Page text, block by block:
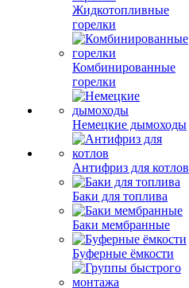
Жидкотопливные
горелки
Комбинированные
горелки
Немецкие дымоходы
Антифриз для котлов
Баки для топлива
Баки мембранные
Буферные ёмкости